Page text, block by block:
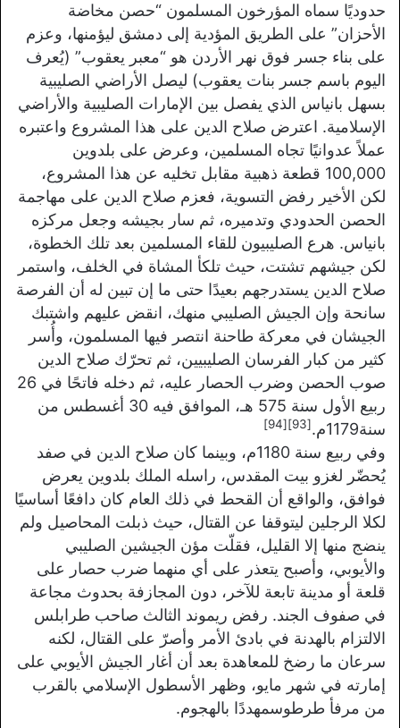
حدوديًا سماه المؤرخون المسلمون “حصن مخاضة
الأحزان” على الطريق المؤدية إلى دمشق ليؤمنها، وعزم
على بناء جسر فوق نهر الأردن هو “معبر يعقوب” (يُعرف
اليوم باسم جسر بنات يعقوب) ليصل الأراضي الصليبية
بسهل بانياس الذي يفصل بين الإمارات الصليبية والأراضي
الإسلامية. اعترض صلاح الدين على هذا المشروع واعتبره
عملاً عدوانيًا تجاه المسلمين، وعرض على بلدوين
100,000 قطعة ذهبية مقابل تخليه عن هذا المشروع،
لكن الأخير رفض التسوية، فعزم صلاح الدين على مهاجمة
الحصن الحدودي وتدميره، ثم سار بجيشه وجعل مركزه
بانياس. هرع الصليبيون للقاء المسلمين بعد تلك الخطوة،
لكن جيشهم تشتت، حيث تلكأ المشاة في الخلف، واستمر
صلاح الدين يستدرجهم بعيدًا حتى ما إن تبين له أن الفرصة
سانحة وإن الجيش الصليبي منهك، انقض عليهم واشتبك
الجيشان في معركة طاحنة انتصر فيها المسلمون، وأُسر
كثير من كبار الفرسان الصليبيين، ثم تحرّك صلاح الدين
صوب الحصن وضرب الحصار عليه، ثم دخله فاتحًا في 26
ربيع الأول سنة 575 هـ، الموافق فيه 30 أغسطس من
سنة1179م.
[93]
[94]
وفي ربيع سنة 1180م، وبينما كان صلاح الدين في صفد
يُحضّر لغزو بيت المقدس، راسله الملك بلدوين يعرض
فوافق، والواقع أن القحط في ذلك العام كان دافعًا أساسيًا
لكلا الرجلين ليتوقفا عن القتال، حيث ذبلت المحاصيل ولم
ينضج منها إلا القليل، فقلّت مؤن الجيشين الصليبي
والأيوبي، وأصبح يتعذر على أي منهما ضرب حصار على
قلعة أو مدينة تابعة للآخر، دون المجازفة بحدوث مجاعة
في صفوف الجند. رفض ريموند الثالث صاحب طرابلس
الالتزام بالهدنة في بادئ الأمر وأصرّ على القتال، لكنه
سرعان ما رضخ للمعاهدة بعد أن أغار الجيش الأيوبي على
إمارته في شهر مايو، وظهر الأسطول الإسلامي بالقرب
من مرفأ طرطوسمهددًا بالهجوم.